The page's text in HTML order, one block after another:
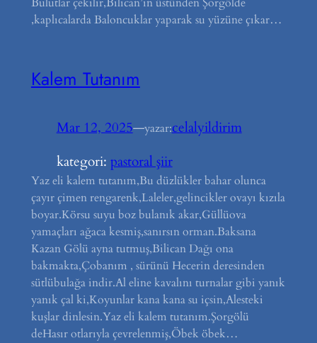
,kaplıcalarda Baloncuklar yaparak su yüzüne çıkar…
Kalem Tutanım
Mar 12, 2025—yazar:celalyildirim
kategori: pastoral şiir
Yaz eli kalem tutanım,Bu düzlükler bahar olunca
çayır çimen rengarenk,Laleler,gelincikler ovayı kızıla
boyar.Körsu suyu boz bulanık akar,Güllüova
yamaçları ağaca kesmiş,sanırsın orman.Baksana
Kazan Gölü ayna tutmuş,Bilican Dağı ona
bakmakta,Çobanım , sürünü Hecerin deresinden
sütlübulağa indir.Al eline kavalını turnalar gibi yanık
yanık çal ki,Koyunlar kana kana su içsin,Alesteki
kuşlar dinlesin.Yaz eli kalem tutanım.Şorgölü
deHasır otlarıyla çevrelenmiş,Öbek öbek…